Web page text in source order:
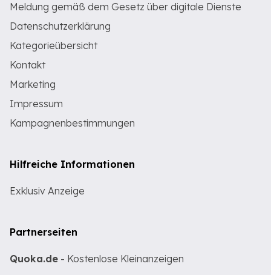
Meldung gemäß dem Gesetz über digitale Dienste
Datenschutzerklärung
Kategorieübersicht
Kontakt
Marketing
Impressum
Kampagnenbestimmungen
Hilfreiche Informationen
Exklusiv Anzeige
Partnerseiten
Quoka.de - Kostenlose Kleinanzeigen